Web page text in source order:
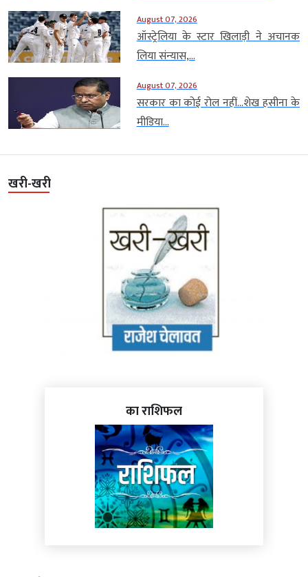
August 07, 2026
ऑस्ट्रेलिया के स्टार खिलाड़ी ने अचानक
लिया संन्यास,...
August 07, 2026
सरकार का कोई रोल नहीं…शेख हसीना के
मीडिया...
खरी-खरी
का राशिफल